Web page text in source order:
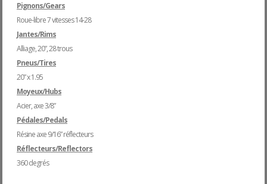
Pignons/Gears
Roue-libre 7 vitesses 14-28
Jantes/Rims
Alliage, 20”, 28 trous
Pneus/Tires
20” x 1.95
Moyeux/Hubs
Acier, axe 3/8”
Pédales/Pedals
Résine axe 9/16” réflecteurs
Réflecteurs/Reflectors
360 degrés